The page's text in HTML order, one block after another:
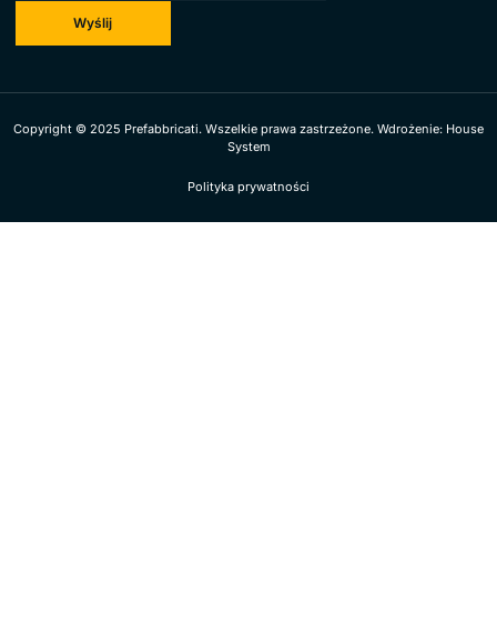
Wyślij
Copyright © 2025 Prefabbricati. Wszelkie prawa zastrzeżone. Wdrożenie: House
System
Polityka prywatności